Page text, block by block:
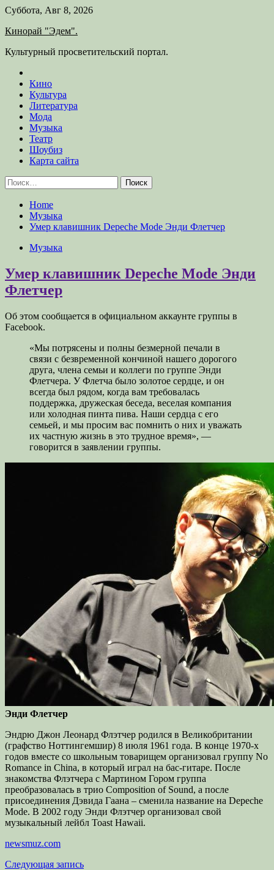
Skip
content
Суббота, Авг 8, 2026
Кинорай "Эдем".
Культурный просветительский портал.
Кино
Культура
Литература
Мода
Музыка
Театр
Шоубиз
Карта сайта
Найти:
Home
Музыка
Умер клавишник Depeche Mode Энди Флетчер
Музыка
Умер клавишник Depeche Mode Энди
Флетчер
Об этом сообщается в официальном аккаунте группы в
Facebook.
«Мы потрясены и полны безмерной печали в
связи с безвременной кончиной нашего дорогого
друга, члена семьи и коллеги по группе Энди
Флетчера. У Флетча было золотое сердце, и он
всегда был рядом, когда вам требовалась
поддержка, дружеская беседа, веселая компания
или холодная пинта пива. Наши сердца с его
семьей, и мы просим вас помнить о них и уважать
их частную жизнь в это трудное время», —
говорится в заявлении группы.
Энди Флетчер
Эндрю Джон Леонард Флэтчер родился в Великобритании
(графство Ноттингемшир) 8 июля 1961 года. В конце 1970-х
годов вместе со школьным товарищем организовал группу No
Romance in China, в который играл на бас-гитаре. После
знакомства Флэтчера с Мартином Гором группа
преобразовалась в трио Composition of Sound, а после
присоединения Дэвида Гаана – сменила название на Depeche
Mode. В 2002 году Энди Флэтчер организовал свой
музыкальный лейбл Toast Hawaii.
newsmuz.com
Следующая запись